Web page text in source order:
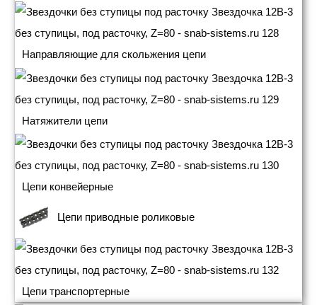
Направляющие для скольжения цепи
Натяжители цепи
Цепи конвейерные
Цепи приводные роликовые
Цепи транспортерные